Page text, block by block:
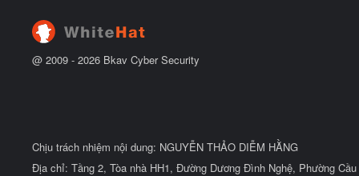
@ 2009 - 2026 Bkav Cyber Security
Chịu trách nhiệm nội dung: NGUYỄN THẢO DIỄM HẰNG
Địa chỉ: Tầng 2, Tòa nhà HH1, Đường Dương Đình Nghệ, Phường